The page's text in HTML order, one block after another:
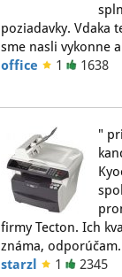
poziadavky. Vdaka
sme nasli vykonne
office
1 1638
"
firmy Tecton. Ich
známa,
starzl
1 2345